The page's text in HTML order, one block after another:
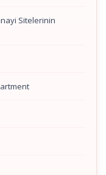
Sitelerinin